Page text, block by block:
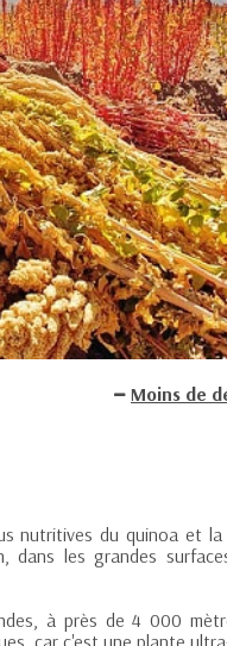
Moins de
nutritives du quinoa et
dans les grandes
à près de 4 000